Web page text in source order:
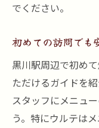
でください。
初めての訪問でも
黒川駅周辺で初め
ただけるガイドを
スタッフにメニュ
う。特にウルテは